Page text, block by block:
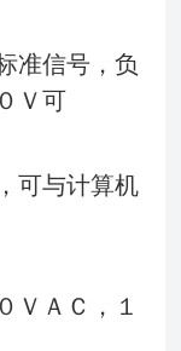
准信号，负
Ｖ可
可与计算机
ＶＡＣ，１